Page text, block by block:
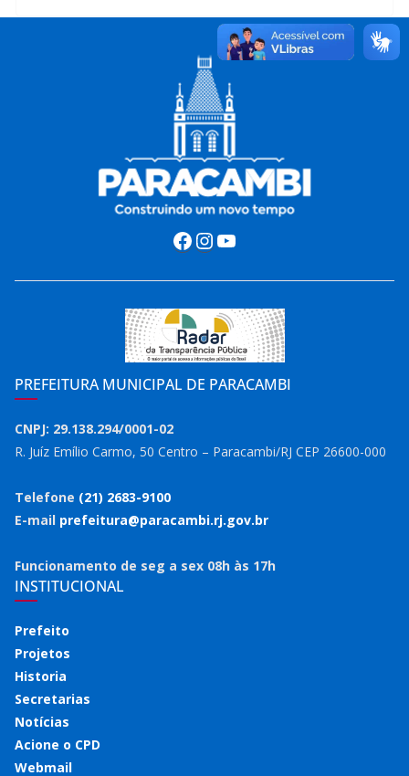
Facebook
Instagram
Youtube
PREFEITURA MUNICIPAL DE PARACAMBI
CNPJ: 29.138.294/0001-02
R. Juíz Emílio Carmo, 50 Centro – Paracambi/RJ CEP 26600-000
Telefone (21) 2683-9100
E-mail prefeitura@paracambi.rj.gov.br
Funcionamento de seg a sex 08h às 17h
INSTITUCIONAL
Prefeito
Projetos
Historia
Secretarias
Notícias
Acione o CPD
Webmail